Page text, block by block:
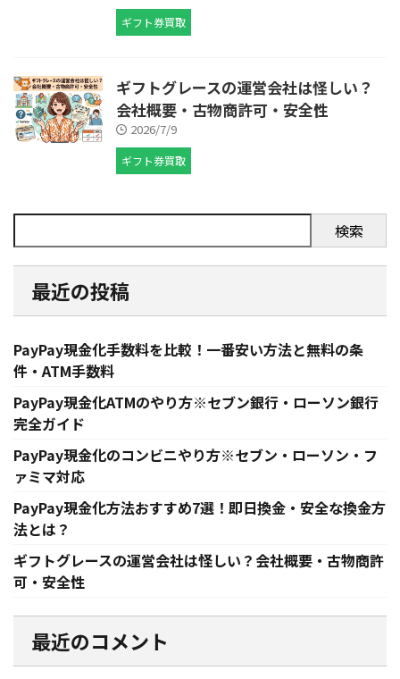
ギフト券買取
ギフトグレースの運営会社は怪しい？
会社概要・古物商許可・安全性
2026/7/9
ギフト券買取
検索
最近の投稿
PayPay現金化手数料を比較！一番安い方法と無料の条
件・ATM手数料
PayPay現金化ATMのやり方※セブン銀行・ローソン銀行
完全ガイド
PayPay現金化のコンビニやり方※セブン・ローソン・フ
ァミマ対応
PayPay現金化方法おすすめ7選！即日換金・安全な換金方
法とは？
ギフトグレースの運営会社は怪しい？会社概要・古物商許
可・安全性
最近のコメント